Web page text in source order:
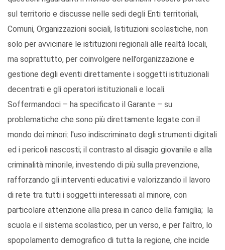
sul territorio e discusse nelle sedi degli Enti territoriali,
Comuni, Organizzazioni sociali, Istituzioni scolastiche, non
solo per avvicinare le istituzioni regionali alle realtà locali,
ma soprattutto, per coinvolgere nell’organizzazione e
gestione degli eventi direttamente i soggetti istituzionali
decentrati e gli operatori istituzionali e locali.
Soffermandoci – ha specificato il Garante – su
problematiche che sono più direttamente legate con il
mondo dei minori: l'uso indiscriminato degli strumenti digitali
ed i pericoli nascosti; il contrasto al disagio giovanile e alla
criminalità minorile, investendo di più sulla prevenzione,
rafforzando gli interventi educativi e valorizzando il lavoro
di rete tra tutti i soggetti interessati al minore, con
particolare attenzione alla presa in carico della famiglia; la
scuola e il sistema scolastico, per un verso, e per l’altro, lo
spopolamento demografico di tutta la regione, che incide